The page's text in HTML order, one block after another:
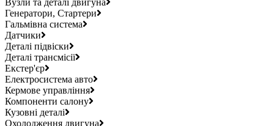
Генератори, Стартери
Гальмівна система
Датчики
Деталі підвіски
Деталі трансмісії
Екстер'єр
Електросистема авто
Кермове управління
Компоненти салону
Кузовні деталі
Охолодження двигуна